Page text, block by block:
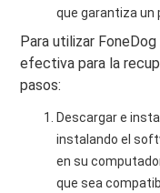
que garantiza un
Para utilizar
efectiva para la
pasos:
Descargar e
instalando el
en su
que sea